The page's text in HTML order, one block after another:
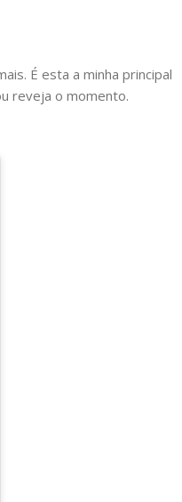
É esta a minha principal
reveja o momento.